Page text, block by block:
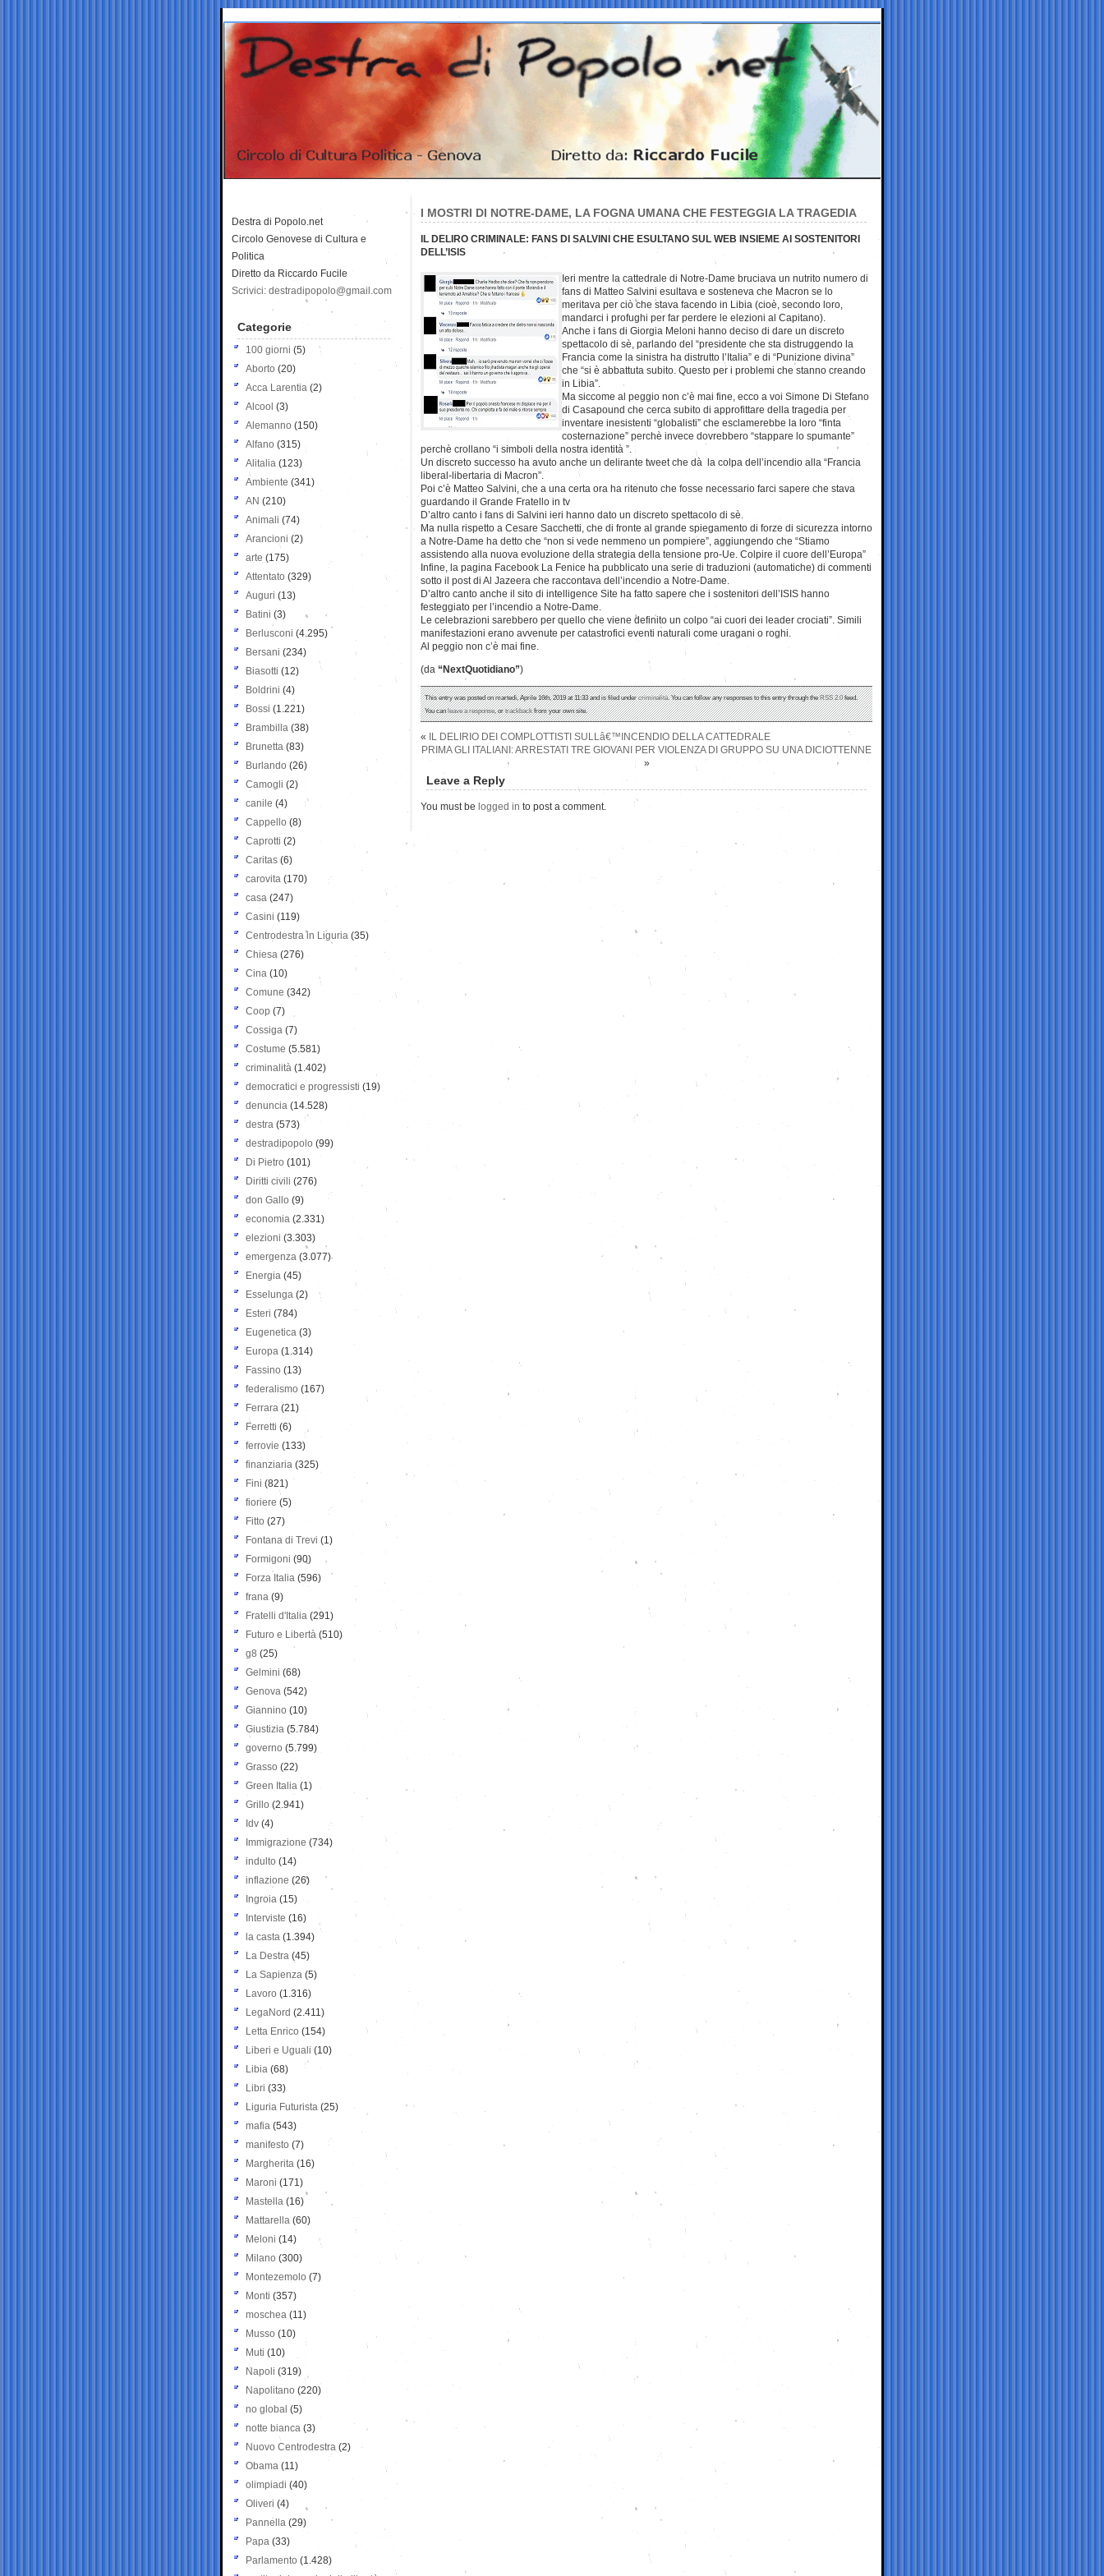
I MOSTRI DI NOTRE-DAME, LA FOGNA UMANA CHE FESTEGGIA LA TRAGEDIA
IL DELIRO CRIMINALE: FANS DI SALVINI CHE ESULTANO SUL WEB INSIEME AI SOSTENITORI
DELL’ISIS
Ieri mentre la cattedrale di Notre-Dame bruciava un nutrito numero di
fans di Matteo Salvini esultava e sosteneva che Macron se lo
meritava per ciò che stava facendo in Libia (cioè, secondo loro,
mandarci i profughi per far perdere le elezioni al Capitano).
Anche i fans di Giorgia Meloni hanno deciso di dare un discreto
spettacolo di sè, parlando del “presidente che sta distruggendo la
Francia come la sinistra ha distrutto l’Italia” e di “Punizione divina”
che “si è abbattuta subito. Questo per i problemi che stanno creando
in Libia”.
Ma siccome al peggio non c’è mai fine, ecco a voi Simone Di Stefano
di Casapound che cerca subito di approfittare della tragedia per
inventare inesistenti “globalisti” che esclamerebbe la loro “finta
costernazione” perchè invece dovrebbero “stappare lo spumante”
perchè crollano “i simboli della nostra identità ”.
Un discreto successo ha avuto anche un delirante tweet che dà la colpa dell’incendio alla “Francia
liberal-libertaria di Macron”.
Poi c’è Matteo Salvini, che a una certa ora ha ritenuto che fosse necessario farci sapere che stava
guardando il Grande Fratello in tv
D’altro canto i fans di Salvini ieri hanno dato un discreto spettacolo di sè.
Ma nulla rispetto a Cesare Sacchetti, che di fronte al grande spiegamento di forze di sicurezza intorno
a Notre-Dame ha detto che “non si vede nemmeno un pompiere”, aggiungendo che “Stiamo
assistendo alla nuova evoluzione della strategia della tensione pro-Ue. Colpire il cuore dell’Europa”
Infine, la pagina Facebook La Fenice ha pubblicato una serie di traduzioni (automatiche) di commenti
sotto il post di Al Jazeera che raccontava dell’incendio a Notre-Dame.
D’altro canto anche il sito di intelligence Site ha fatto sapere che i sostenitori dell’ISIS hanno
festeggiato per l’incendio a Notre-Dame.
Le celebrazioni sarebbero per quello che viene definito un colpo “ai cuori dei leader crociati”. Simili
manifestazioni erano avvenute per catastrofici eventi naturali come uragani o roghi.
Al peggio non c’è mai fine.
(da “NextQuotidiano”)
This entry was posted on martedì, Aprile 16th, 2019 at 11:33 and is filed undercriminalità. You can follow any responses to this entry through theRSS 2.0feed.
You canleave a response, ortrackbackfrom your own site.
«
IL DELIRIO DEI COMPLOTTISTI SULLâ€™INCENDIO DELLA CATTEDRALE
PRIMA GLI ITALIANI: ARRESTATI TRE GIOVANI PER VIOLENZA DI GRUPPO SU UNA DICIOTTENNE
»
Leave a Reply
You must be logged in to post a comment.
Destra di Popolo.net
Circolo Genovese di Cultura e
Politica
Diretto da Riccardo Fucile
Scrivici: destradipopolo@gmail.com
Categorie
100 giorni (5)
Aborto (20)
Acca Larentia (2)
Alcool (3)
Alemanno (150)
Alfano (315)
Alitalia (123)
Ambiente (341)
AN (210)
Animali (74)
Arancioni (2)
arte (175)
Attentato (329)
Auguri (13)
Batini (3)
Berlusconi (4.295)
Bersani (234)
Biasotti (12)
Boldrini (4)
Bossi (1.221)
Brambilla (38)
Brunetta (83)
Burlando (26)
Camogli (2)
canile (4)
Cappello (8)
Caprotti (2)
Caritas (6)
carovita (170)
casa (247)
Casini (119)
Centrodestra in Liguria (35)
Chiesa (276)
Cina (10)
Comune (342)
Coop (7)
Cossiga (7)
Costume (5.581)
criminalità (1.402)
democratici e progressisti (19)
denuncia (14.528)
destra (573)
destradipopolo (99)
Di Pietro (101)
Diritti civili (276)
don Gallo (9)
economia (2.331)
elezioni (3.303)
emergenza (3.077)
Energia (45)
Esselunga (2)
Esteri (784)
Eugenetica (3)
Europa (1.314)
Fassino (13)
federalismo (167)
Ferrara (21)
Ferretti (6)
ferrovie (133)
finanziaria (325)
Fini (821)
fioriere (5)
Fitto (27)
Fontana di Trevi (1)
Formigoni (90)
Forza Italia (596)
frana (9)
Fratelli d'Italia (291)
Futuro e Libertà (510)
g8 (25)
Gelmini (68)
Genova (542)
Giannino (10)
Giustizia (5.784)
governo (5.799)
Grasso (22)
Green Italia (1)
Grillo (2.941)
Idv (4)
Immigrazione (734)
indulto (14)
inflazione (26)
Ingroia (15)
Interviste (16)
la casta (1.394)
La Destra (45)
La Sapienza (5)
Lavoro (1.316)
LegaNord (2.411)
Letta Enrico (154)
Liberi e Uguali (10)
Libia (68)
Libri (33)
Liguria Futurista (25)
mafia (543)
manifesto (7)
Margherita (16)
Maroni (171)
Mastella (16)
Mattarella (60)
Meloni (14)
Milano (300)
Montezemolo (7)
Monti (357)
moschea (11)
Musso (10)
Muti (10)
Napoli (319)
Napolitano (220)
no global (5)
notte bianca (3)
Nuovo Centrodestra (2)
Obama (11)
olimpiadi (40)
Oliveri (4)
Pannella (29)
Papa (33)
Parlamento (1.428)